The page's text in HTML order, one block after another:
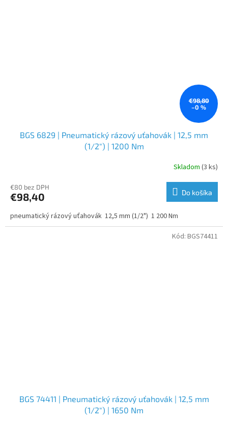
€98,80
–0 %
BGS 6829 | Pneumatický rázový uťahovák | 12,5 mm
(1/2") | 1200 Nm
Skladom (3 ks)
€80 bez DPH
€98,40 Do košíka
pneumatický rázový uťahovák 12,5 mm (1/2") 1 200 Nm
BGS 74411 | Pneumatický rázový uťahovák | 12,5 mm
(1/2") | 1650 Nm
Kód: BGS74411